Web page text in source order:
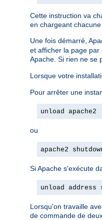
Cette instruction va
en chargeant
Une fois démarré,
et afficher la page par
Apache. Si rien ne se
Lorsque votre
Pour arrêter une
unload apache2
ou
apache2
Si Apache s'exécute
unload address
Lorsqu'on travaille
de commande de